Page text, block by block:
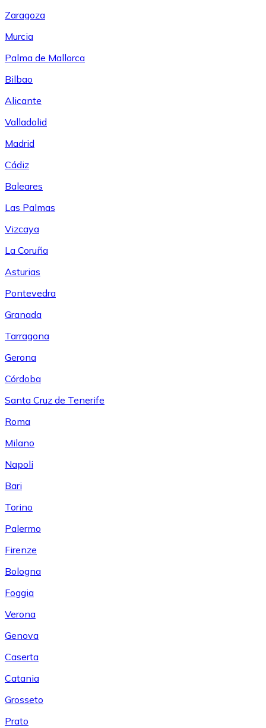
Zaragoza
Murcia
Palma de Mallorca
Bilbao
Alicante
Valladolid
Madrid
Cádiz
Baleares
Las Palmas
Vizcaya
La Coruña
Asturias
Pontevedra
Granada
Tarragona
Gerona
Córdoba
Santa Cruz de Tenerife
Roma
Milano
Napoli
Bari
Torino
Palermo
Firenze
Bologna
Foggia
Verona
Genova
Caserta
Catania
Grosseto
Prato